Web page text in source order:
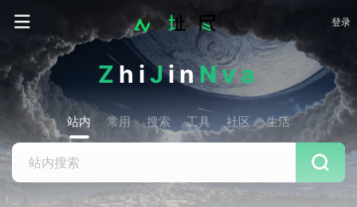
登录
ZhiJinNva
站内 常用 搜索 工具 社区 生活